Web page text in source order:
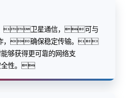
卫星通信，可与
作，确保稳定传输。
够获得更可靠的网络支
全性。